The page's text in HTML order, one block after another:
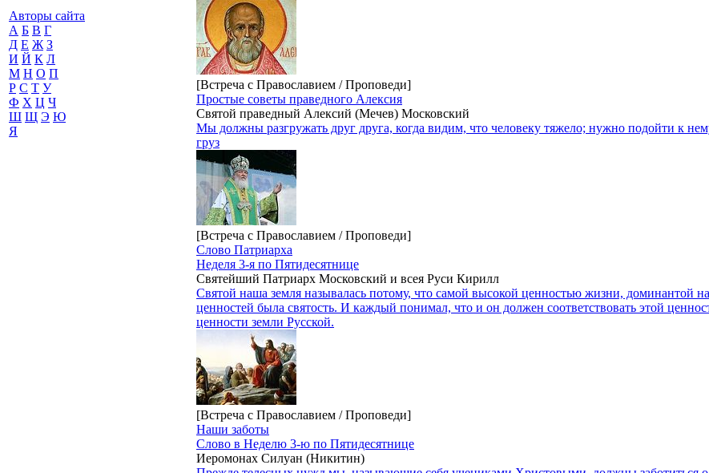
Авторы сайта
А Б В Г
Д Е Ж З
И Й К Л
М Н О П
Р С Т У
Ф Х Ц Ч
Ш Щ Э Ю
Я
[Встреча с Православием / Проповеди]
Простые советы праведного Алексия
Святой праведный Алексий (Мечев) Московский
Мы должны разгружать друг друга, когда видим, что человеку тяжело; нужно подойти к
груз
[Встреча с Православием / Проповеди]
Слово Патриарха
Неделя 3-я по Пятидесятнице
Святейший Патриарх Московский и всея Руси Кирилл
Святой наша земля называлась потому, что самой высокой ценностью жизни, доминантой
ценностей была святость. И каждый понимал, что и он должен соответствовать этой
ценности земли Русской.
[Встреча с Православием / Проповеди]
Наши заботы
Слово в Неделю 3-ю по Пятидесятнице
Иеромонах Силуан (Никитин)